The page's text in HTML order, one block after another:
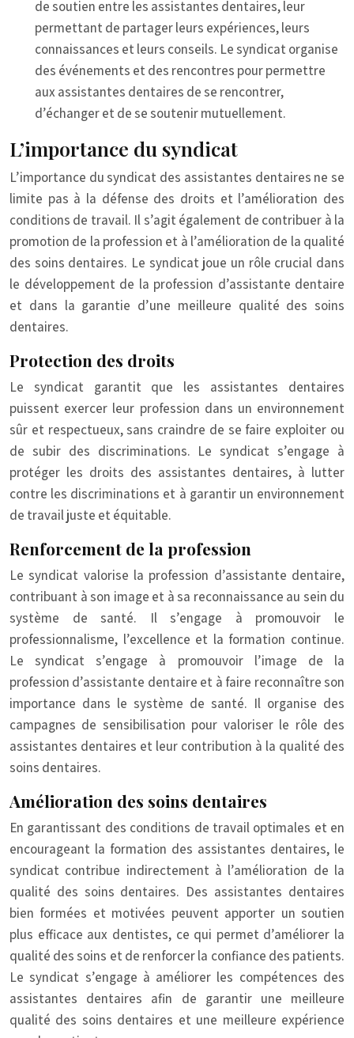
de soutien entre les assistantes dentaires, leur
permettant de partager leurs expériences, leurs
connaissances et leurs conseils. Le syndicat organise
des événements et des rencontres pour permettre
aux assistantes dentaires de se rencontrer,
d’échanger et de se soutenir mutuellement.
L’importance du syndicat
L’importance du syndicat des assistantes dentaires ne se
limite pas à la défense des droits et l’amélioration des
conditions de travail. Il s’agit également de contribuer à la
promotion de la profession et à l’amélioration de la qualité
des soins dentaires. Le syndicat joue un rôle crucial dans
le développement de la profession d’assistante dentaire
et dans la garantie d’une meilleure qualité des soins
dentaires.
Protection des droits
Le syndicat garantit que les assistantes dentaires
puissent exercer leur profession dans un environnement
sûr et respectueux, sans craindre de se faire exploiter ou
de subir des discriminations. Le syndicat s’engage à
protéger les droits des assistantes dentaires, à lutter
contre les discriminations et à garantir un environnement
de travail juste et équitable.
Renforcement de la profession
Le syndicat valorise la profession d’assistante dentaire,
contribuant à son image et à sa reconnaissance au sein du
système de santé. Il s’engage à promouvoir le
professionnalisme, l’excellence et la formation continue.
Le syndicat s’engage à promouvoir l’image de la
profession d’assistante dentaire et à faire reconnaître son
importance dans le système de santé. Il organise des
campagnes de sensibilisation pour valoriser le rôle des
assistantes dentaires et leur contribution à la qualité des
soins dentaires.
Amélioration des soins dentaires
En garantissant des conditions de travail optimales et en
encourageant la formation des assistantes dentaires, le
syndicat contribue indirectement à l’amélioration de la
qualité des soins dentaires. Des assistantes dentaires
bien formées et motivées peuvent apporter un soutien
plus efficace aux dentistes, ce qui permet d’améliorer la
qualité des soins et de renforcer la confiance des patients.
Le syndicat s’engage à améliorer les compétences des
assistantes dentaires afin de garantir une meilleure
qualité des soins dentaires et une meilleure expérience